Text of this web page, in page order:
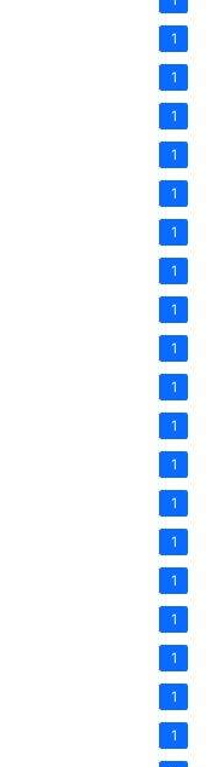
1
1
1
1
1
1
1
1
1
1
1
1
1
1
1
1
1
1
1